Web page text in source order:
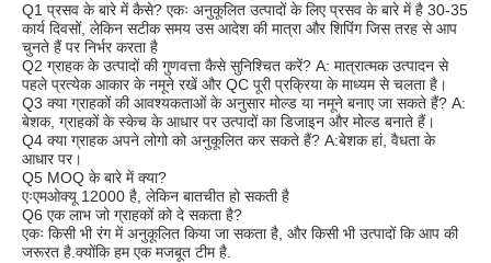
Q1 प्रसव के बारे में कैसे? एकः अनुकूलित उत्पादों के लिए प्रसव के बारे में है 30-35
कार्य दिवसों, लेकिन सटीक समय उस आदेश की मात्रा और शिपिंग जिस तरह से आप
चुनते हैं पर निर्भर करता है
Q2 ग्राहक के उत्पादों की गुणवत्ता कैसे सुनिश्चित करें? A: मात्रात्मक उत्पादन से
पहले प्रत्येक आकार के नमूने रखें और QC पूरी प्रक्रिया के माध्यम से चलता है।
Q3 क्या ग्राहकों की आवश्यकताओं के अनुसार मोल्ड या नमूने बनाए जा सकते हैं? A:
बेशक, ग्राहकों के स्केच के आधार पर उत्पादों का डिजाइन और मोल्ड बनाते हैं।
Q4 क्या ग्राहक अपने लोगो को अनुकूलित कर सकते हैं? A:बेशक हां, वैधता के
आधार पर।
Q5 MOQ के बारे में क्या?
एःएमओक्यू 12000 है, लेकिन बातचीत हो सकती है
Q6 एक लाभ जो ग्राहकों को दे सकता है?
एकः किसी भी रंग में अनुकूलित किया जा सकता है, और किसी भी उत्पादों कि आप की
जरूरत है.क्योंकि हम एक मजबूत टीम है.